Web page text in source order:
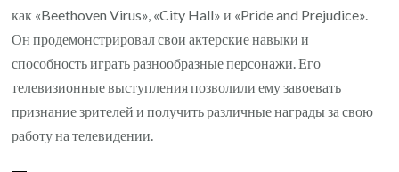
как «Beethoven Virus», «City Hall» и «Pride and Prejudice».
Он продемонстрировал свои актерские навыки и
способность играть разнообразные персонажи. Его
телевизионные выступления позволили ему завоевать
признание зрителей и получить различные награды за свою
работу на телевидении.